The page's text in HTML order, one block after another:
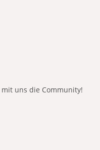
uns die Community!